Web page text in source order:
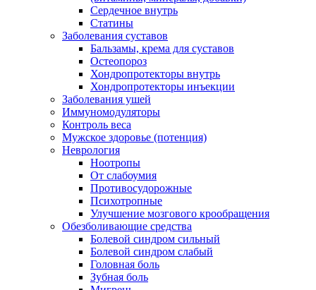
Сердечное внутрь
Статины
Заболевания суставов
Бальзамы, крема для суставов
Остеопороз
Хондропротекторы внутрь
Хондропротекторы инъекции
Заболевания ушей
Иммуномодуляторы
Контроль веса
Мужское здоровье (потенция)
Неврология
Ноотропы
От слабоумия
Противосудорожные
Психотропные
Улучшение мозгового крообращения
Обезболивающие средства
Болевой синдром сильный
Болевой синдром слабый
Головная боль
Зубная боль